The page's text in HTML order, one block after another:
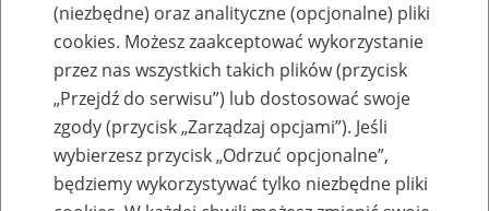
Zgłoszenie płatnika / firmy
Zgłoszenie ubezpieczonego /
(niezbędne) oraz analityczne (opcjonalne) pliki
cookies. Możesz zaakceptować wykorzystanie
przez nas wszystkich takich plików (przycisk
„Przejdź do serwisu”) lub dostosować swoje
zgody (przycisk „Zarządzaj opcjami”). Jeśli
wybierzesz przycisk „Odrzuć opcjonalne”,
będziemy wykorzystywać tylko niezbędne pliki